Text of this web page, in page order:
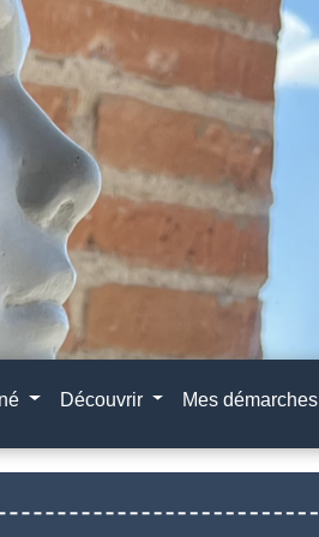
Découvrir Mes démarches